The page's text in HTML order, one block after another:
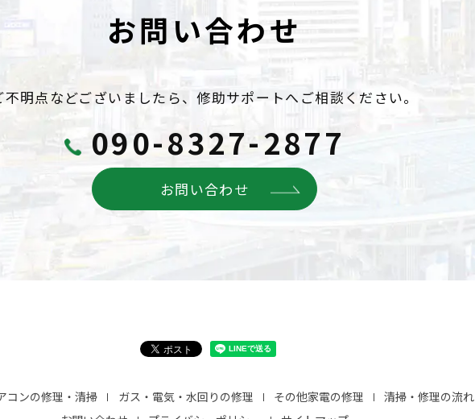
お問い合わせ
不明点などございましたら、修助サポートへご相談ください。
090-8327-2877
お問い合わせ
コンの修理・清掃 ガス・電気・水回りの修理 その他家電の修理 清掃・修理の流れ